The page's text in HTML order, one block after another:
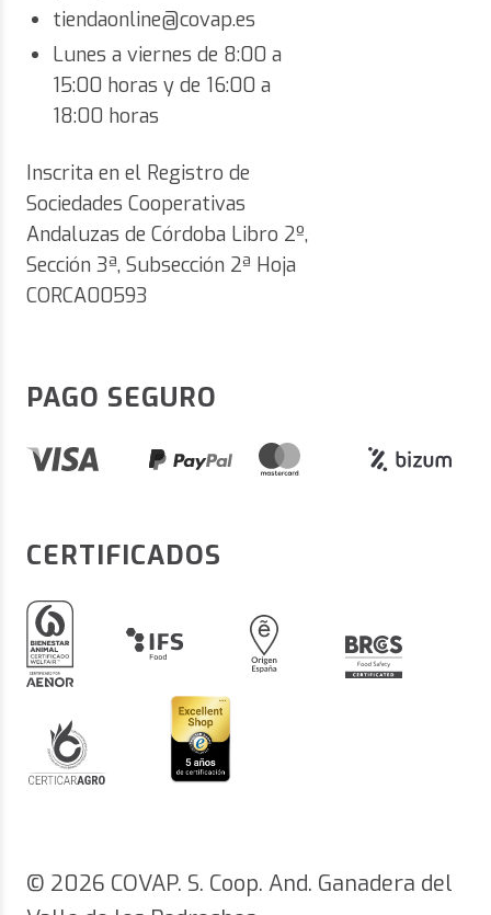
tiendaonline@covap.es
Lunes a viernes de 8:00 a
15:00 horas y de 16:00 a
18:00 horas
Inscrita en el Registro de
Sociedades Cooperativas
Andaluzas de Córdoba Libro 2º,
Sección 3ª, Subsección 2ª Hoja
CORCA00593
PAGO SEGURO
CERTIFICADOS
© 2026 COVAP. S. Coop. And. Ganadera del